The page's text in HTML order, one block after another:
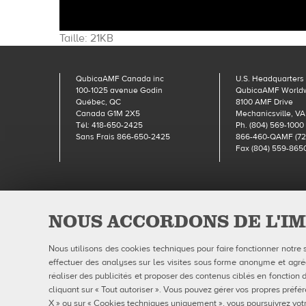
NOUS ACCORDONS DE
Nous utilisons des cookies techniques pour faire fonctionner
effectuer des analyses sur les visites sous forme anonyme et
réaliser des publicités et proposer des contenus ciblés en
cliquant sur « Tout autoriser ». Vous pouvez gérer vos propres
X » ou sur « Cookies techniques uniquement », vous poursuivrez
Cliquez
l'image
dans
taille
originale…
Taille: 21KB
QubicaAMF Canada inc
100-1025 avenue Godin
Québec, QC
Canada G1M 2X5
Tél: 418-650-2425
Sans Frais 866-650-2425
U.S. Headquarters
QubicaAMF
8100 AMF Drive
Mechanicsville, VA
Ph. (804) 569-1000
866-460-QAMF
Fax (804) 559-